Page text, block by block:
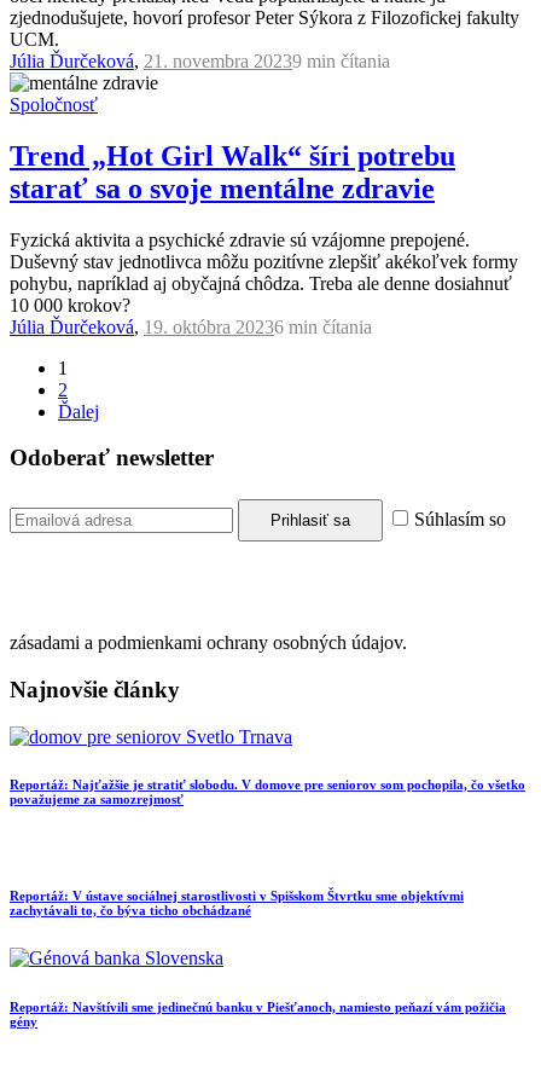
zjednodušujete, hovorí profesor Peter Sýkora z Filozofickej fakulty
UCM.
Júlia Ďurčeková, 21. novembra 20239 min čítania
Spoločnosť
Trend „Hot Girl Walk“ šíri potrebu
starať sa o svoje mentálne zdravie
Fyzická aktivita a psychické zdravie sú vzájomne prepojené.
Duševný stav jednotlivca môžu pozitívne zlepšiť akékoľvek formy
pohybu, napríklad aj obyčajná chôdza. Treba ale denne dosiahnuť
10 000 krokov?
Júlia Ďurčeková, 19. októbra 20236 min čítania
1
2
Ďalej
Odoberať newsletter
Súhlasím so
zásadami a podmienkami ochrany osobných údajov.
Najnovšie články
Reportáž: Najťažšie je stratiť slobodu. V domove pre seniorov som pochopila, čo všetko
považujeme za samozrejmosť
Reportáž: V ústave sociálnej starostlivosti v Spišskom Štvrtku sme objektívmi
zachytávali to, čo býva ticho obchádzané
Reportáž: Navštívili sme jedinečnú banku v Piešťanoch, namiesto peňazí vám požičia
gény